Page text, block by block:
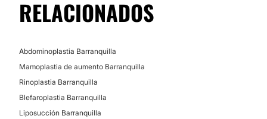
RELACIONADOS
Abdominoplastia Barranquilla
Mamoplastia de aumento Barranquilla
Rinoplastia Barranquilla
Blefaroplastia Barranquilla
Liposucción Barranquilla